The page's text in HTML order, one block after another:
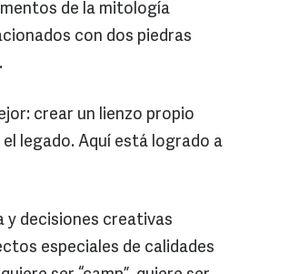
de la mitología
con dos piedras
crear un lienzo propio
legado. Aquí está logrado a
y decisiones creativas
especiales de calidades